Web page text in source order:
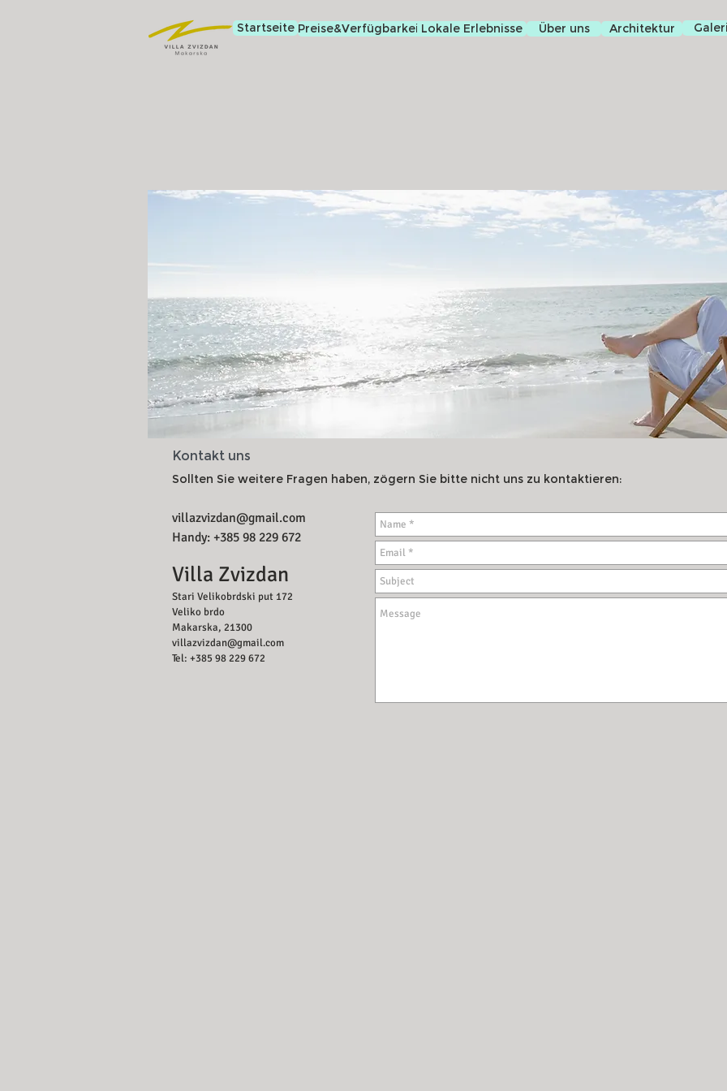
Startseite Preise&VerfügbarkeitLokale Erlebnisse Über uns Architektur
Kontakt uns
Sollten Sie weitere Fragen haben, zögern Sie bitte nicht uns zu kontaktieren:
villazvizdan@gmail.com
Handy: +385 98 229 672
Villa Zvizdan
Stari Velikobrdski put 172
Veliko brdo
Makarska, 21300
villazvizdan@gmail.com
Tel: +385 98 229 672